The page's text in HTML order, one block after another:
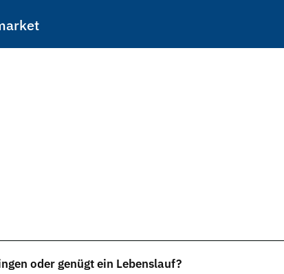
oder genügt ein Lebenslauf?